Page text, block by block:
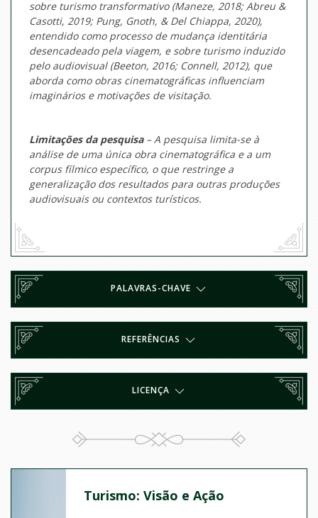
sobre turismo transformativo (Maneze, 2018; Abreu &
Casotti, 2019; Pung, Gnoth, & Del Chiappa, 2020),
entendido como processo de mudança identitária
desencadeado pela viagem, e sobre turismo induzido
pelo audiovisual (Beeton, 2016; Connell, 2012), que
aborda como obras cinematográficas influenciam
imaginários e motivações de visitação.
Limitações da pesquisa– A pesquisa limita-se à
análise de uma única obra cinematográfica e a um
corpusfílmico específico, o que restringe a
generalização dos resultados para outras produções
audiovisuais ou contextos turísticos.
PALAVRAS-CHAVE
REFERÊNCIAS
LICENÇA
Turismo: Visão e Ação